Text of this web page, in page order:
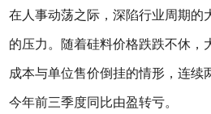
在人事动荡之际，深陷行业周期的
的压力。随着硅料价格跌跌不休，
成本与单位售价倒挂的情形，连续
今年前三季度同比由盈转亏。